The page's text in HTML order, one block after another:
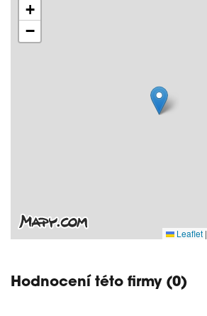
+
−
Leaflet |
Hodnocení této firmy (0)